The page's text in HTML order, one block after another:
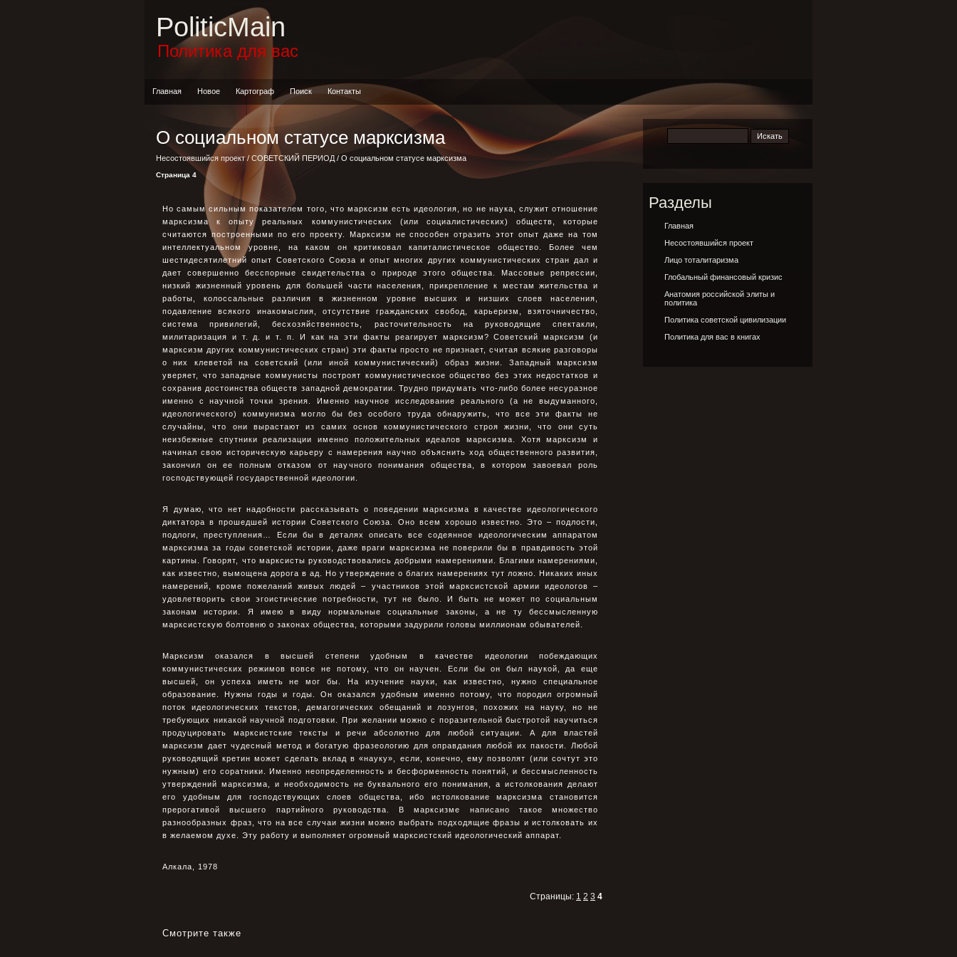
PoliticMain
Политика для вас
Главная Новое Картограф Поиск Контакты
О социальном статусе марксизма
Несостоявшийся проект/ СОВЕТСКИЙ ПЕРИОД / О социальном статусе марксизма
Страница 4
Но самым сильным показателем того, что марксизм есть идеология, но не наука, служит отношение
марксизма к опыту реальных коммунистических (или социалистических) обществ, которые
считаются построенными по его проекту. Марксизм не способен отразить этот опыт даже на том
интеллектуальном уровне, на каком он критиковал капиталистическое общество. Более чем
шестидесятилетний опыт Советского Союза и опыт многих других коммунистических стран дал и
дает совершенно бесспорные свидетельства о природе этого общества. Массовые репрессии,
низкий жизненный уровень для большей части населения, прикрепление к местам жительства и
работы, колоссальные различия в жизненном уровне высших и низших слоев населения,
подавление всякого инакомыслия, отсутствие гражданских свобод, карьеризм, взяточничество,
система привилегий, бесхозяйственность, расточительность на руководящие спектакли,
милитаризация и т. д. и т. п. И как на эти факты реагирует марксизм? Советский марксизм (и
марксизм других коммунистических стран) эти факты просто не признает, считая всякие разговоры
о них клеветой на советский (или иной коммунистический) образ жизни. Западный марксизм
уверяет, что западные коммунисты построят коммунистическое общество без этих недостатков и
сохранив достоинства обществ западной демократии. Трудно придумать что-либо более несуразное
именно с научной точки зрения. Именно научное исследование реального (а не выдуманного,
идеологического) коммунизма могло бы без особого труда обнаружить, что все эти факты не
случайны, что они вырастают из самих основ коммунистического строя жизни, что они суть
неизбежные спутники реализации именно положительных идеалов марксизма. Хотя марксизм и
начинал свою историческую карьеру с намерения научно объяснить ход общественного развития,
закончил он ее полным отказом от научного понимания общества, в котором завоевал роль
господствующей государственной идеологии.
Я думаю, что нет надобности рассказывать о поведении марксизма в качестве идеологического
диктатора в прошедшей истории Советского Союза. Оно всем хорошо известно. Это – подлости,
подлоги, преступления… Если бы в деталях описать все содеянное идеологическим аппаратом
марксизма за годы советской истории, даже враги марксизма не поверили бы в правдивость этой
картины. Говорят, что марксисты руководствовались добрыми намерениями. Благими намерениями,
как известно, вымощена дорога в ад. Но утверждение о благих намерениях тут ложно. Никаких иных
намерений, кроме пожеланий живых людей – участников этой марксистской армии идеологов –
удовлетворить свои эгоистические потребности, тут не было. И быть не может по социальным
законам истории. Я имею в виду нормальные социальные законы, а не ту бессмысленную
марксистскую болтовню о законах общества, которыми задурили головы миллионам обывателей.
Марксизм оказался в высшей степени удобным в качестве идеологии побеждающих
коммунистических режимов вовсе не потому, что он научен. Если бы он был наукой, да еще
высшей, он успеха иметь не мог бы. На изучение науки, как известно, нужно специальное
образование. Нужны годы и годы. Он оказался удобным именно потому, что породил огромный
поток идеологических текстов, демагогических обещаний и лозунгов, похожих на науку, но не
требующих никакой научной подготовки. При желании можно с поразительной быстротой научиться
продуцировать марксистские тексты и речи абсолютно для любой ситуации. А для властей
марксизм дает чудесный метод и богатую фразеологию для оправдания любой их пакости. Любой
руководящий кретин может сделать вклад в «науку», если, конечно, ему позволят (или сочтут это
нужным) его соратники. Именно неопределенность и бесформенность понятий, и бессмысленность
утверждений марксизма, и необходимость не буквального его понимания, а истолкования делают
его удобным для господствующих слоев общества, ибо истолкование марксизма становится
прерогативой высшего партийного руководства. В марксизме написано такое множество
разнообразных фраз, что на все случаи жизни можно выбрать подходящие фразы и истолковать их
в желаемом духе. Эту работу и выполняет огромный марксистский идеологический аппарат.
Алкала, 1978
Страницы: 1 2 3 4
Смотрите также
Разделы
Главная
Несостоявшийся проект
Лицо тоталитаризма
Глобальный финансовый кризис
Анатомия российской элиты и
политика
Политика советской цивилизации
Политика для вас в книгах